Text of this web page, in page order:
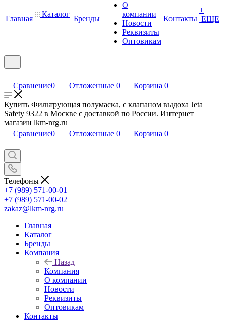
Главная
Каталог
Бренды
О
компании
Новости
Реквизиты
Оптовикам
Контакты
+
ЕЩЕ
Сравнение0 Отложенные 0 Корзина 0
Купить Фильтрующая полумаска, с клапаном выдоха Jeta
Safety 9322 в Москве с доставкой по России. Интернет
магазин lkm-nrg.ru
Сравнение0 Отложенные 0 Корзина 0
Телефоны
+7 (989) 571-00-01
+7 (989) 571-00-02
zakaz@lkm-nrg.ru
Главная
Каталог
Бренды
Компания
Назад
Компания
О компании
Новости
Реквизиты
Оптовикам
Контакты